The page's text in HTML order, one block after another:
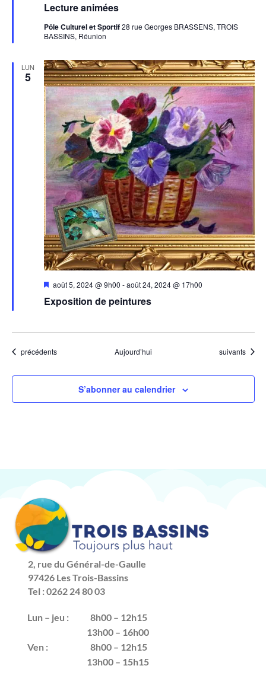
Lecture animées
avant
Pôle Culturel et Sportif28 rue Georges BRASSENS, TROIS
BASSINS, Réunion
LUN
5
Exposition de peintures
Mis
avant
août 5, 2024 @ 9h00 -août 24, 2024 @ 17h00
Évènements
précédents Aujourd’hui Évènements
suivants
S’abonner au calendrier
2, rue du Général-de-Gaulle
97426 Les Trois-Bassins
Tel : 0262 24 80 03
Lun – jeu :
8h00 – 12h15
13h00 – 16h00
Ven :
8h00 – 12h15
13h00 – 15h15